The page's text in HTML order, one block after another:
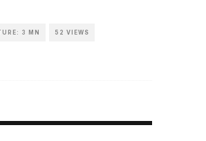
3 MN 52 VIEWS